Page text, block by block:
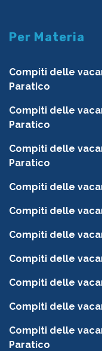
Per Materia
Compiti delle
Paratico
Compiti delle
Paratico
Compiti delle
Paratico
Compiti delle
Compiti delle
Compiti delle
Compiti delle
Compiti delle
Compiti delle
Compiti delle
Paratico